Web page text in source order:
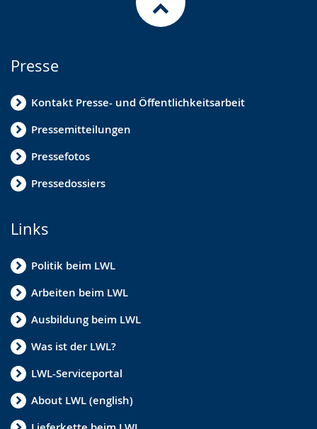
Presse
Kontakt Presse- und Öffentlichkeitsarbeit
Pressemitteilungen
Pressefotos
Pressedossiers
Links
Politik beim LWL
Arbeiten beim LWL
Ausbildung beim LWL
Was ist der LWL?
LWL-Serviceportal
About LWL (english)